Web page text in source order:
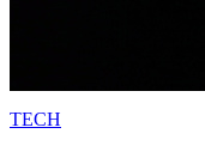
TECH